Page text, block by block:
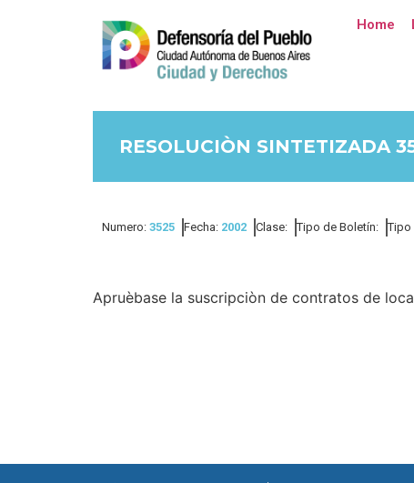
Home
RESOLUCIÒN SINTETIZADA
Numero: 3525 Fecha: 2002 Clase: Tipo de Boletín: Tipo
Apruèbase la suscripciòn de contratos de